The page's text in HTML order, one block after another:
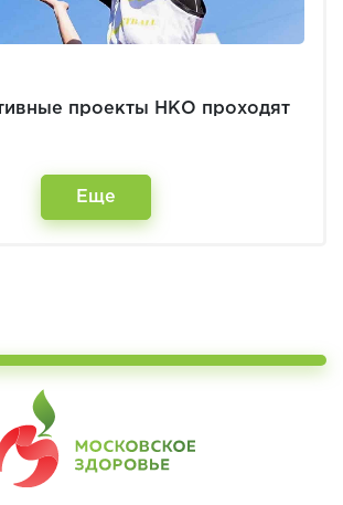
проекты НКО проходят
Еще